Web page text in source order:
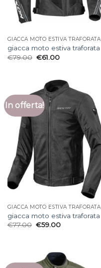
GIACCA MOTO ESTIVA TRAFORATA
giacca moto estiva traforata
€79.00 €61.00
In offerta!
GIACCA MOTO ESTIVA TRAFORATA
giacca moto estiva traforata
€77.00 €59.00